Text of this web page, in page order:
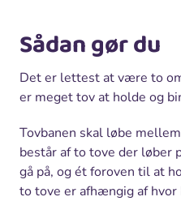
Sådan gør du
Det er lettest at være to
er meget tov at holde og
Tovbanen skal løbe
består af to tove der løber
gå på, og ét foroven til at
to tove er afhængig af hvor